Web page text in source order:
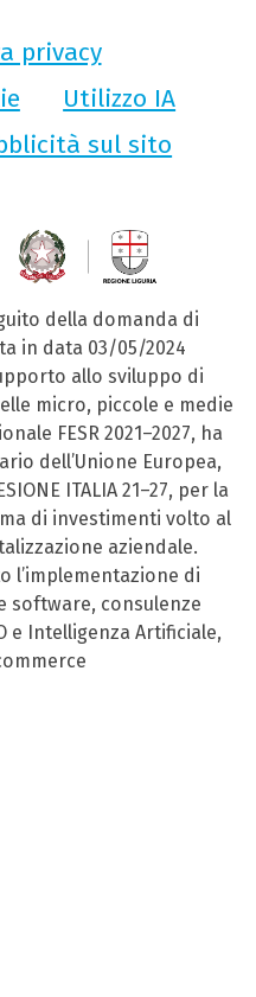
privacy
Utilizzo IA
sul sito
della domanda di
in data 03/05/2024
allo sviluppo di
micro, piccole e medie
FESR 2021–2027, ha
dell’Unione Europea,
ITALIA 21–27, per la
di investimenti volto al
aziendale.
l’implementazione di
software, consulenze
e Intelligenza Artificiale,